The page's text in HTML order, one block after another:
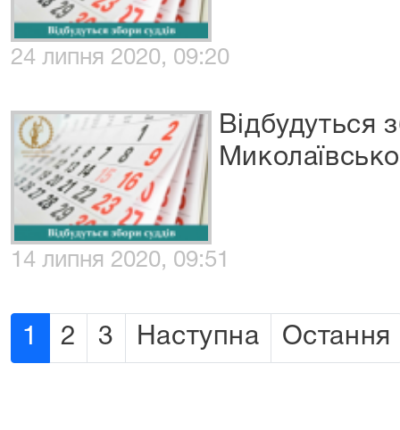
24 липня 2020, 09:20
Відбудуться
14 липня 2020, 09:51
1 2 3 Наступна Остання